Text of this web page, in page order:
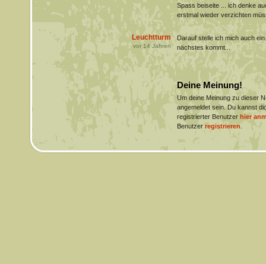
Spass beiseite ... ich denke
erstmal wieder verzichten
Leuchtturm
vor14Jahren
Darauf stelle ich mich auch
nächstes kommt...
Deine Meinung!
Um deine Meinung zu dieser
angemeldet sein. Du kannst
registrierter Benutzer hier
Benutzerregistrieren